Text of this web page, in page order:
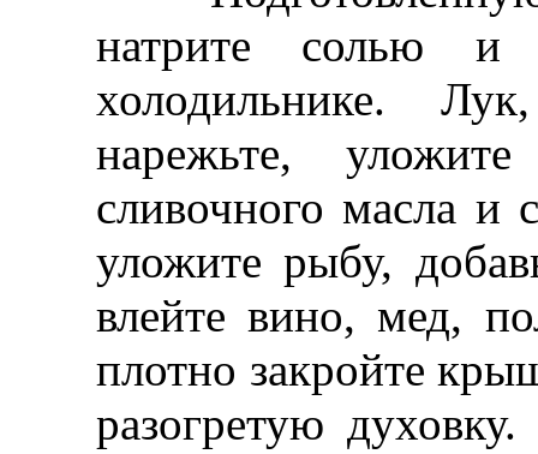
натрите солью
холодильнике.
нарежьте,
сливочного масла и
уложите рыбу,
влейте вино, мед,
плотно закройте
разогретую